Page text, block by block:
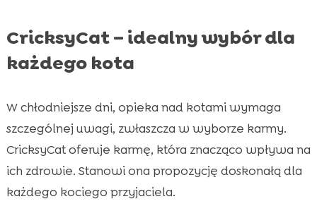
CricksyCat – idealny wybór dla
każdego kota
W chłodniejsze dni, opieka nad kotami wymaga
szczególnej uwagi, zwłaszcza w wyborze karmy.
CricksyCat oferuje karmę, która znacząco wpływa na
ich zdrowie. Stanowi ona propozycję doskonałą dla
każdego kociego przyjaciela.